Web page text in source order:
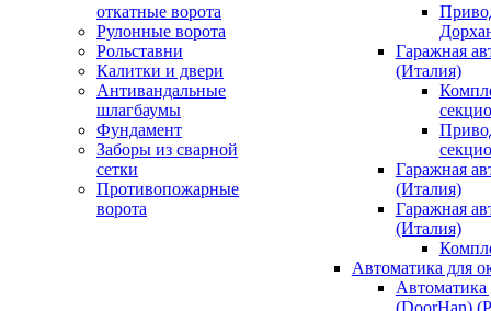
откатные ворота
Рулонные ворота
Рольставни
Калитки и двери
Антивандальные
шлагбаумы
Фундамент
Заборы из сварной
сетки
Противопожарные
ворота
Гаражная
(Италия)
Гаражная
(Италия)
Гаражная
(Италия)
Автоматика для
Автоматика
(DoorHan)